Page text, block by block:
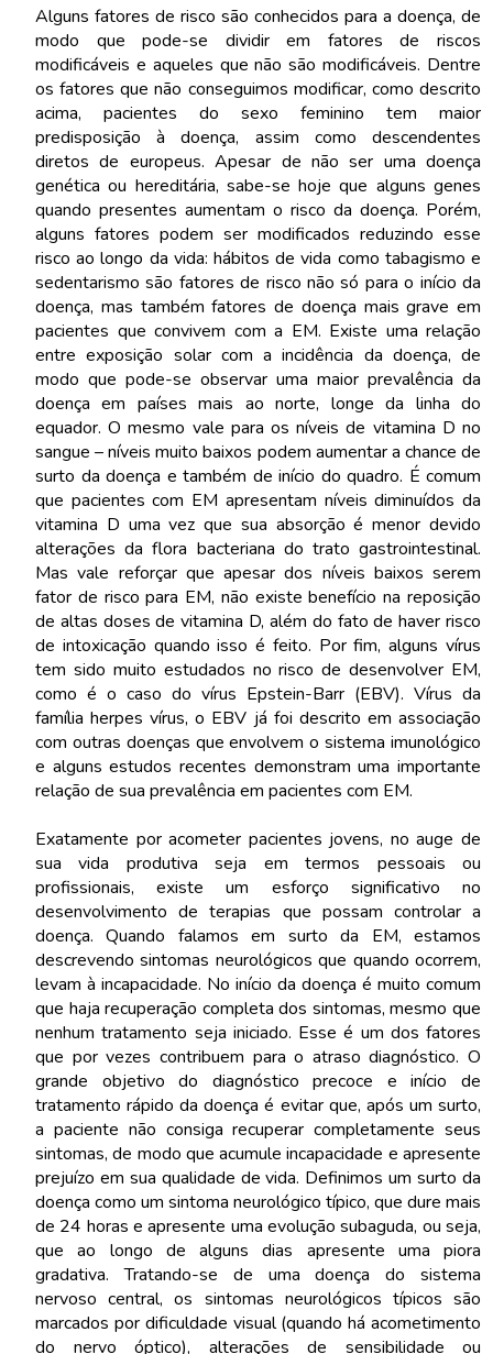
Alguns fatores de risco são conhecidos para a doença, de
modo que pode-se dividir em fatores de riscos
modificáveis e aqueles que não são modificáveis. Dentre
os fatores que não conseguimos modificar, como descrito
acima, pacientes do sexo feminino tem maior
predisposição à doença, assim como descendentes
diretos de europeus. Apesar de não ser uma doença
genética ou hereditária, sabe-se hoje que alguns genes
quando presentes aumentam o risco da doença. Porém,
alguns fatores podem ser modificados reduzindo esse
risco ao longo da vida: hábitos de vida como tabagismo e
sedentarismo são fatores de risco não só para o início da
doença, mas também fatores de doença mais grave em
pacientes que convivem com a EM. Existe uma relação
entre exposição solar com a incidência da doença, de
modo que pode-se observar uma maior prevalência da
doença em países mais ao norte, longe da linha do
equador. O mesmo vale para os níveis de vitamina D no
sangue – níveis muito baixos podem aumentar a chance de
surto da doença e também de início do quadro. É comum
que pacientes com EM apresentam níveis diminuídos da
vitamina D uma vez que sua absorção é menor devido
alterações da flora bacteriana do trato gastrointestinal.
Mas vale reforçar que apesar dos níveis baixos serem
fator de risco para EM, não existe benefício na reposição
de altas doses de vitamina D, além do fato de haver risco
de intoxicação quando isso é feito. Por fim, alguns vírus
tem sido muito estudados no risco de desenvolver EM,
como é o caso do vírus Epstein-Barr (EBV). Vírus da
família herpes vírus, o EBV já foi descrito em associação
com outras doenças que envolvem o sistema imunológico
e alguns estudos recentes demonstram uma importante
relação de sua prevalência em pacientes com EM.
Exatamente por acometer pacientes jovens, no auge de
sua vida produtiva seja em termos pessoais ou
profissionais, existe um esforço significativo no
desenvolvimento de terapias que possam controlar a
doença. Quando falamos em surto da EM, estamos
descrevendo sintomas neurológicos que quando ocorrem,
levam à incapacidade. No início da doença é muito comum
que haja recuperação completa dos sintomas, mesmo que
nenhum tratamento seja iniciado. Esse é um dos fatores
que por vezes contribuem para o atraso diagnóstico. O
grande objetivo do diagnóstico precoce e início de
tratamento rápido da doença é evitar que, após um surto,
a paciente não consiga recuperar completamente seus
sintomas, de modo que acumule incapacidade e apresente
prejuízo em sua qualidade de vida. Definimos um surto da
doença como um sintoma neurológico típico, que dure mais
de 24 horas e apresente uma evolução subaguda, ou seja,
que ao longo de alguns dias apresente uma piora
gradativa. Tratando-se de uma doença do sistema
nervoso central, os sintomas neurológicos típicos são
marcados por dificuldade visual (quando há acometimento
do nervo óptico), alterações de sensibilidade ou